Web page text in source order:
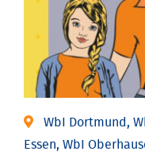
WbI Dortmund,
Essen, WbI